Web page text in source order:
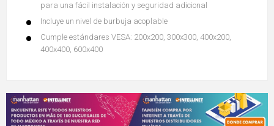
para una fácil instalación y seguridad adicional
Incluye un nivel de burbuja acoplable
Cumple estándares VESA: 200x200, 300x300, 400x200,
400x400, 600x400